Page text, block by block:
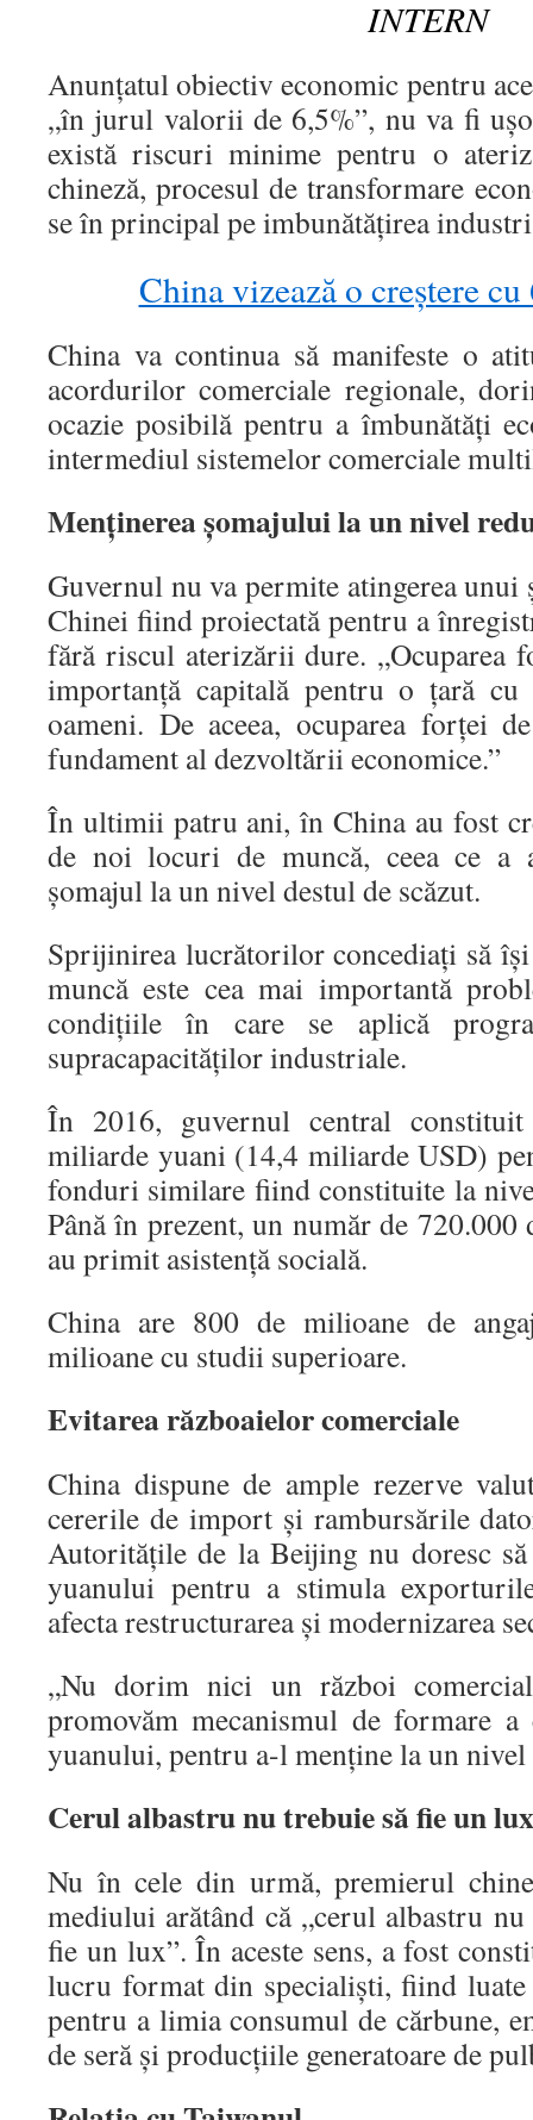
INTERN
Anunţatul obiectiv economic pentru
„în jurul valorii de 6,5%”, nu va fi
există riscuri minime pentru o
chineză, procesul de transformare
se în principal pe imbunătăţirea
China vizează o creștere
China va continua să manifeste o
acordurilor comerciale regionale,
ocazie posibilă pentru a îmbunătăţi
intermediul sistemelor comerciale
Menţinerea şomajului la un nivel
Guvernul nu va permite atingerea unui
Chinei fiind proiectată pentru a
fără riscul aterizării dure. „Ocuparea
importanţă capitală pentru o ţară
oameni. De aceea, ocuparea forţei
fundament al dezvoltării economice.”
În ultimii patru ani, în China au fost
de noi locuri de muncă, ceea ce a
şomajul la un nivel destul de scăzut.
Sprijinirea lucrătorilor concediaţi să
muncă este cea mai importantă
condiţiile în care se aplică
supracapacităţilor industriale.
În 2016, guvernul central
miliarde yuani (14,4 miliarde USD)
fonduri similare fiind constituite la
Până în prezent, un număr de 720.000
au primit asistenţă socială.
China are 800 de milioane de
milioane cu studii superioare.
Evitarea războaielor comerciale
China dispune de ample rezerve
cererile de import şi rambursările
Autorităţile de la Beijing nu doresc
yuanului pentru a stimula
afecta restructurarea şi modernizarea
„Nu dorim nici un război
promovăm mecanismul de formare
yuanului, pentru a-l menţine la un
Cerul albastru nu trebuie să fie un lux
Nu în cele din urmă, premierul
mediului arătând că „cerul albastru
fie un lux”. În aceste sens, a fost
lucru format din specialişti, fiind
pentru a limia consumul de cărbune,
de seră şi producţiile generatoare de